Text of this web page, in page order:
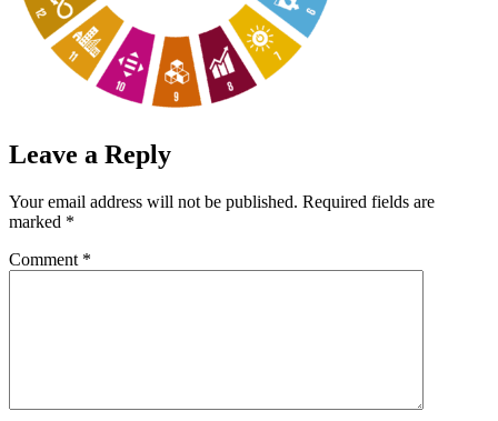
Leave a Reply
Your email address will not be published. Required fields are
marked *
Comment *